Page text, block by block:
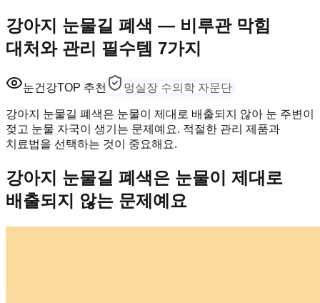
강아지 눈물길 폐색 — 비루관 막힘
대처와 관리 필수템 7가지
눈건강TOP 추천 멍실장 수의학 자문단
강아지 눈물길 폐색은 눈물이 제대로 배출되지 않아 눈 주변이
젖고 눈물 자국이 생기는 문제예요. 적절한 관리 제품과
치료법을 선택하는 것이 중요해요.
강아지 눈물길 폐색은 눈물이 제대로
배출되지 않는 문제예요